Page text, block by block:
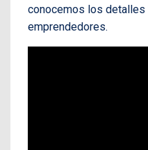
conocemos los detalles
emprendedores.